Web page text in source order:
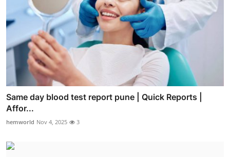
Same day blood test report pune | Quick Reports |
Affor...
hemworld Nov 4, 2025 3